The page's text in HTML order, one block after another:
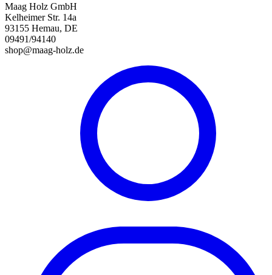
Maag Holz GmbH
Kelheimer Str. 14a
93155 Hemau, DE
09491/94140
shop@maag-holz.de